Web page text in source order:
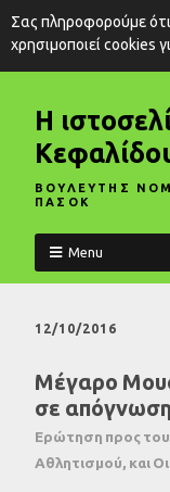
Η
ΒΟΥΛΕΥΤΗΣ
ΠΑΣΟΚ
Menu
12/10/2016
Μέγαρο
σε απόγνωση
Ερώτηση προς
Αθλητισμού, και
Σας πληροφορούμε
χρησιμοποιεί cookies